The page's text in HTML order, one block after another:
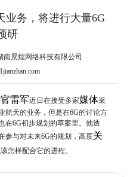
业务，将进行大量6G
研
南景煌网络科技有限公司
雷军近日在接受多家媒体采
航天的业务，但是在6G的讨论方
在6G初步规划的草案里。他透
参与对未来6G的规划，高度关
怎样配合它的进程。